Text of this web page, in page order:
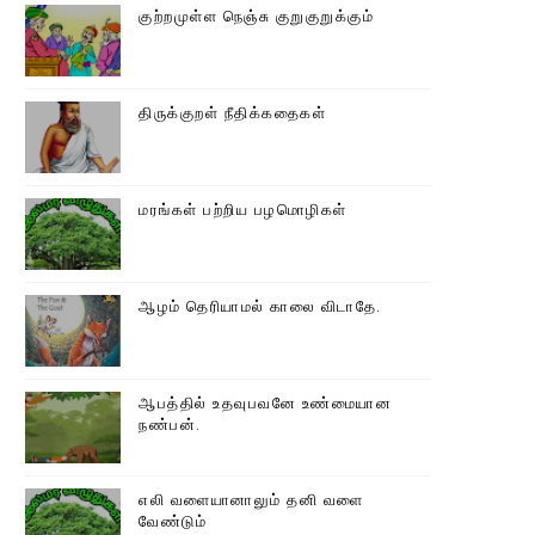
குற்றமுள்ள நெஞ்சு குறுகுறுக்கும்
திருக்குறள் நீதிக்கதைகள்
மரங்கள் பற்றிய பழமொழிகள்
ஆழம் தெரியாமல் காலை விடாதே.
ஆபத்தில் உதவுபவனே உண்மையான
நண்பன்.
எலி வளையானாலும் தனி வளை
வேண்டும்